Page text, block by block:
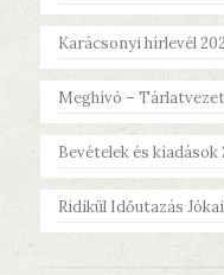
Karácsonyi hírlevél
Meghívó –
Bevételek és kiadások
Ridikül Időutazás